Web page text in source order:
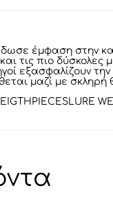
έμφαση στην
και τις πιο
εξασφαλίζουν
μαζί με
PIECESLURE